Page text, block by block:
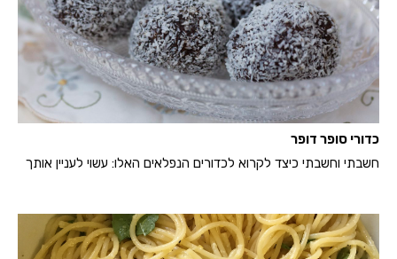
כדורי סופר דופר
חשבתי וחשבתי כיצד לקרוא לכדורים הנפלאים האלו: עשוי לעניין אותך